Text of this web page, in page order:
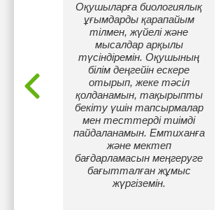
Оқушыларға биологиялық
ұғымдарды қарапайым
тілмен, жүйелі және
мысалдар арқылы
түсіндіремін. Оқушының
білім деңгейін ескере
отырып, жеке тәсіл
қолданамын, тақырыпты
бекіту үшін тапсырмалар
мен тесттерді тиімді
пайдаланамын. Емтиханға
және мектеп
бағдарламасын меңгеруге
бағытталған жұмыс
жүргіземін.